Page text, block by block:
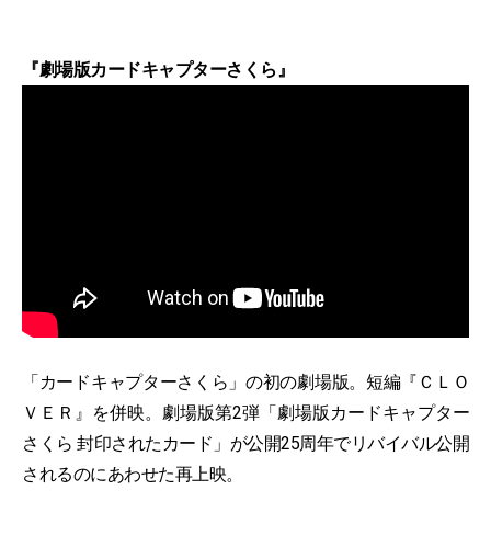
『劇場版カードキャプターさくら』
「カードキャプターさくら」の初の劇場版。短編『ＣＬＯ
ＶＥＲ』を併映。劇場版第2弾「劇場版カードキャプター
さくら 封印されたカード」が公開25周年でリバイバル公開
されるのにあわせた再上映。